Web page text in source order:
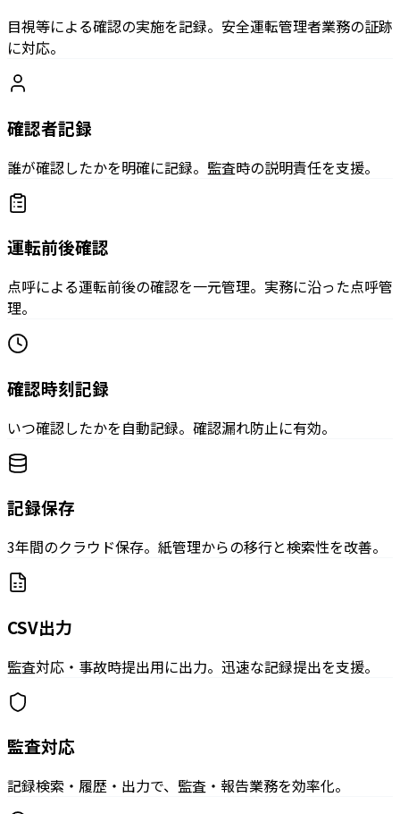
目視等による確認の実施を記録。安全運転管理者業務の証跡
に対応。
確認者記録
誰が確認したかを明確に記録。監査時の説明責任を支援。
運転前後確認
点呼による運転前後の確認を一元管理。実務に沿った点呼管
理。
確認時刻記録
いつ確認したかを自動記録。確認漏れ防止に有効。
記録保存
3年間のクラウド保存。紙管理からの移行と検索性を改善。
CSV出力
監査対応・事故時提出用に出力。迅速な記録提出を支援。
監査対応
記録検索・履歴・出力で、監査・報告業務を効率化。